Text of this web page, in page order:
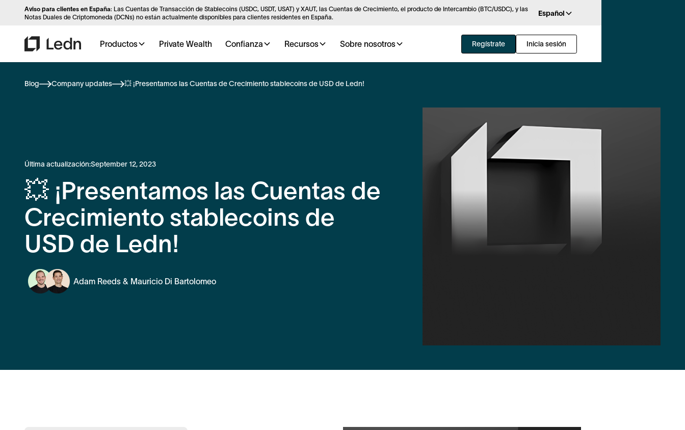
Aviso para clientes en España: Las Cuentas de Transacción de Stablecoins (USDC, USDT, USAT) y XAUT, las Cuentas de Crecimiento, el producto de Intercambio (BTC/USDC), y las
Notas Duales de Criptomoneda (DCNs) no están actualmente disponibles para clientes residentes en España.
Español
Productos Private Wealth Confianza Recursos Sobre nosotros Regístrate Inicia sesión
Blog Company updates 💥 ¡Presentamos las Cuentas de Crecimiento stablecoins de USD de Ledn!
Última actualización:September 12, 2023
💥 ¡Presentamos las Cuentas de
Crecimiento stablecoins de
USD de Ledn!
Adam Reeds & Mauricio Di Bartolomeo